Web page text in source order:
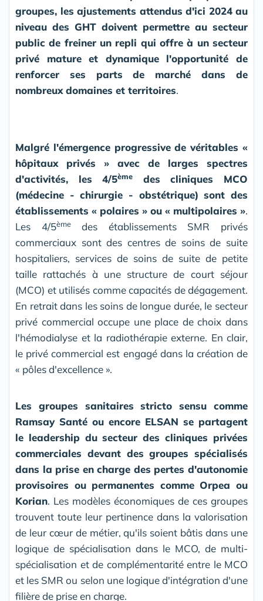
groupes, les ajustements attendus d'ici 2024 au
niveau des GHT doivent permettre au secteur
public de freiner un repli qui offre à un secteur
privé mature et dynamique l'opportunité de
renforcer ses parts de marché dans de
nombreux domaines et territoires.
Malgré l'émergence progressive de véritables «
hôpitaux privés » avec de larges spectres
d'activités, les 4/5ème
des cliniques MCO
(médecine - chirurgie - obstétrique) sont des
établissements « polaires » ou « multipolaires ».
Les 4/5èmedes établissements SMR privés
commerciaux sont des centres de soins de suite
hospitaliers, services de soins de suite de petite
taille rattachés à une structure de court séjour
(MCO) et utilisés comme capacités de dégagement.
En retrait dans les soins de longue durée, le secteur
privé commercial occupe une place de choix dans
l'hémodialyse et la radiothérapie externe. En clair,
le privé commercial est engagé dans la création de
« pôles d'excellence ».
Les groupes sanitaires stricto sensu comme
Ramsay Santé ou encore ELSAN se partagent
le leadership du secteur des cliniques privées
commerciales devant des groupes spécialisés
dans la prise en charge des pertes d'autonomie
provisoires ou permanentes comme Orpea ou
Korian. Les modèles économiques de ces groupes
trouvent toute leur pertinence dans la valorisation
de leur cœur de métier, qu'ils soient bâtis dans une
logique de spécialisation dans le MCO, de multi-
spécialisation et de complémentarité entre le MCO
et les SMR ou selon une logique d'intégration d'une
filière de prise en charge.